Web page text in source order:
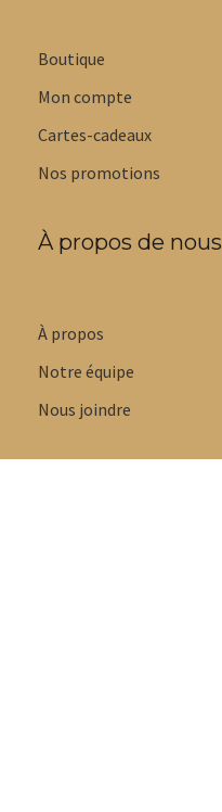
Boutique
Mon compte
Cartes-cadeaux
Nos promotions
À propos de nous
À propos
Notre équipe
Nous joindre